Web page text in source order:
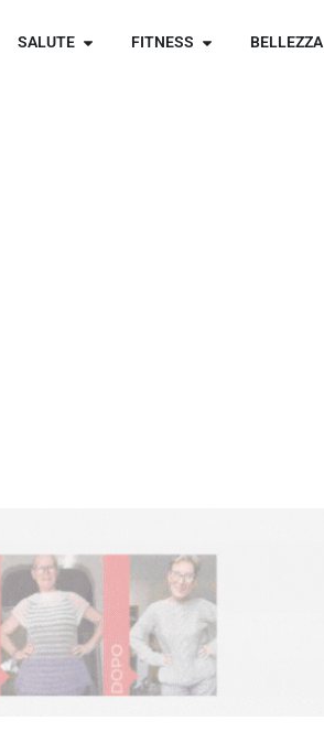
SALUTE FITNESS BELLEZZA